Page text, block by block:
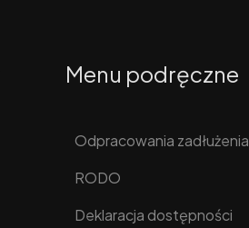
Menu podręczne
Odpracowania zadłużenia
RODO
Deklaracja dostępności